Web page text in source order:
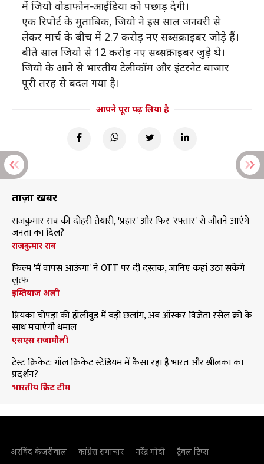
में जियो वोडाफोन-आईडिया को पछाड़ देगी।
एक रिपोर्ट के मुताबिक, जियो ने इस साल जनवरी से
लेकर मार्च के बीच में 2.7 करोड़ नए सब्सक्राइबर जोड़े हैं।
बीेते साल जियो से 12 करोड़ नए सब्सक्राइबर जुड़े थे।
जियो के आने से भारतीय टेलीकॉम और इंटरनेट बाजार
पूरी तरह से बदल गया है।
आपने पूरा पढ़ लिया है
ताज़ा खबरें
राजकुमार राव की दोहरी तैयारी, 'प्रहार' और फिर 'रफ्तार' से जीतने आएंगे
जनता का दिल?
राजकुमार राव
फिल्म 'मैं वापस आऊंगा' ने OTT पर दी दस्तक, जानिए कहां उठा सकेंगे
लुत्फ
इम्तियाज अली
प्रियंका चोपड़ा की हॉलीवुड में बड़ी छलांग, अब ऑस्कर विजेता रसेल क्रो के
साथ मचाएंगी धमाल
एसएस राजामौली
टेस्ट क्रिकेट: गॉल क्रिकेट स्टेडियम में कैसा रहा है भारत और श्रीलंका का
प्रदर्शन?
भारतीय क्रिकेट टीम
अरविंद केजरीवाल कांग्रेस समाचार नरेंद्र मोदी ट्रैवल टिप्स